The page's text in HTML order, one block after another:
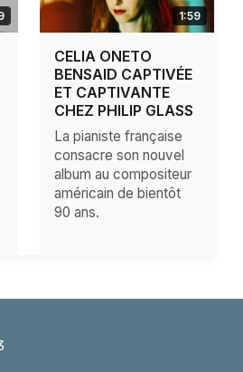
1:59
CELIA ONETO
BENSAID CAPTIVÉE
ET CAPTIVANTE
CHEZ PHILIP GLASS
La pianiste française
consacre son nouvel
album au compositeur
américain de bientôt
90 ans.